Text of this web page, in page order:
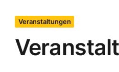
Veranstaltungen